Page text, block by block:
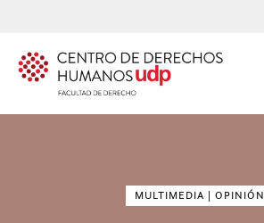
MULTIMEDIA | OPINIÓN